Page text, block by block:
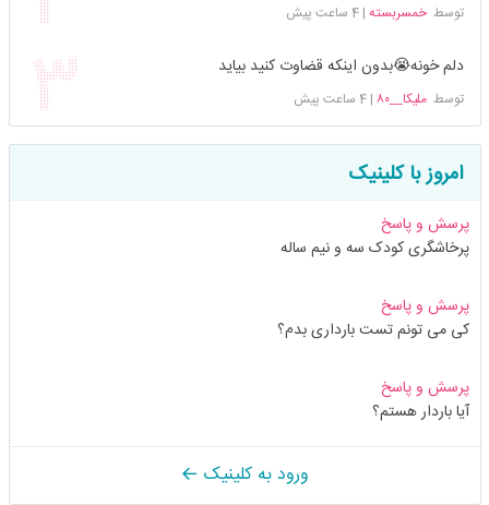
توسطخمسربسته |4 ساعت پیش
دلم خونه😭بدون اینکه قضاوت کنید بیاید
توسطملیکا__۸۰ |4 ساعت پیش
امروز با کلینیک
پرسش و پاسخ
پرخاشگری کودک سه و نیم ساله
پرسش و پاسخ
کی می تونم تست بارداری بدم؟
پرسش و پاسخ
آیا باردار هستم؟
ورود به کلینیک